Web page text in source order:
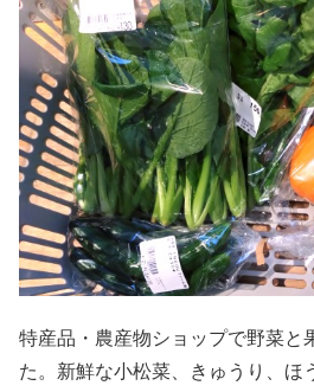
特産品・農産物ショップで野菜と
た。新鮮な小松菜、きゅうり、ほ